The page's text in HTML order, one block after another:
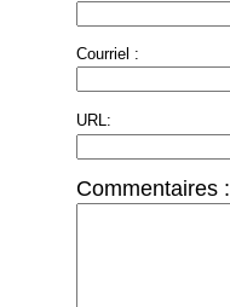
Courriel :
URL:
Commentaires :